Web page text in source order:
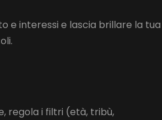
e interessi e lascia brillare la tua
regola i filtri (età, tribù,